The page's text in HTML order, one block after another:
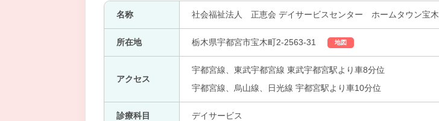
名称 社会福祉法人 正恵会 デイサービスセンター ホームタウン宝木
所在地 栃木県宇都宮市宝木町2-2563-31 地図
アクセス
宇都宮線、東武宇都宮線 東武宇都宮駅より車8分位
宇都宮線、烏山線、日光線 宇都宮駅より車10分位
診療科目 デイサービス